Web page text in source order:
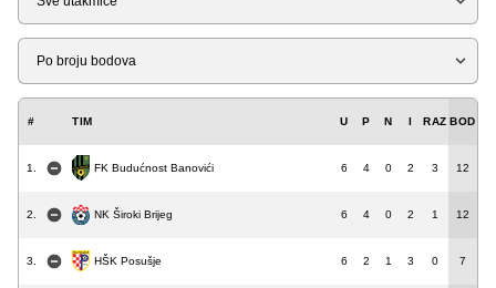
Liga
# TIM U P N I RAZ BOD
1. FK Budućnost Banovići 6 4 0 2 3 12
2. NK Široki Brijeg 6 4 0 2 1 12
3. HŠK Posušje 6 2 1 3 0 7